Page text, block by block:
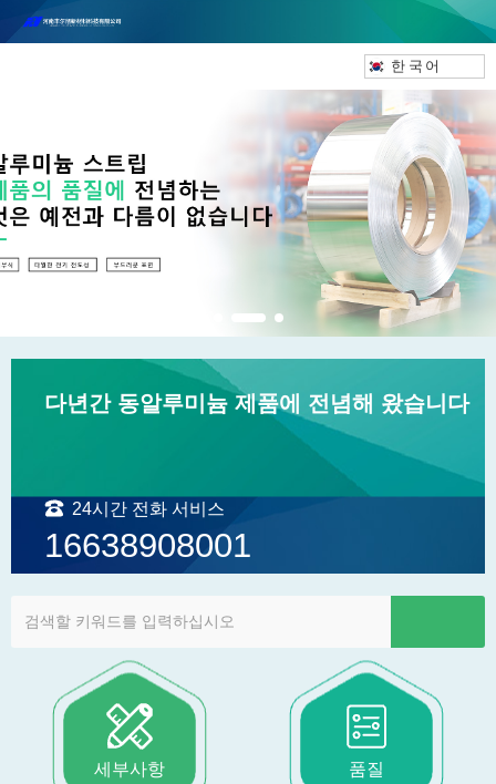
허난펑얼처신소재과학기술유한공사는 합작 컨설팅을 환영합니다!
연락 전화：18037947756
한국어
다년간 동알루미늄 제품에 전념해 왔습니다
24시간 전화 서비스
16638908001
세부사항 품질